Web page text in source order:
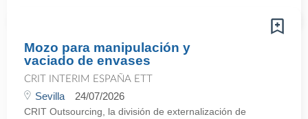
Mozo para manipulación y
vaciado de envases
CRIT INTERIM ESPAÑA ETT
Sevilla 24/07/2026
CRIT Outsourcing, la división de externalización de